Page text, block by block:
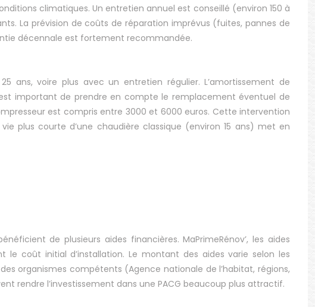
climatiques. Un entretien annuel est conseillé (environ 150 à
La prévision de coûts de réparation imprévus (fuites, pannes de
décennale est fortement recommandée.
ans, voire plus avec un entretien régulier. L’amortissement de
important de prendre en compte le remplacement éventuel de
est compris entre 3000 et 6000 euros. Cette intervention
plus courte d’une chaudière classique (environ 15 ans) met en
de plusieurs aides financières. MaPrimeRénov’, les aides
le coût initial d’installation. Le montant des aides varie selon les
organismes compétents (Agence nationale de l’habitat, régions,
rendre l’investissement dans une PACG beaucoup plus attractif.